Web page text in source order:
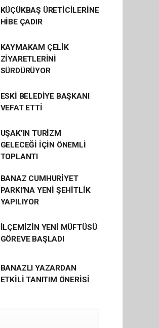
KÜÇÜKBAŞ ÜRETİCİLERİNE
HİBE ÇADIR
KAYMAKAM ÇELİK
ZİYARETLERİNİ
SÜRDÜRÜYOR
ESKİ BELEDİYE BAŞKANI
VEFAT ETTİ
UŞAK’IN TURİZM
GELECEĞİ İÇİN ÖNEMLİ
TOPLANTI
BANAZ CUMHURİYET
PARKI’NA YENİ ŞEHİTLİK
YAPILIYOR
İLÇEMİZİN YENİ MÜFTÜSÜ
GÖREVE BAŞLADI
BANAZLI YAZARDAN
ETKİLİ TANITIM ÖNERİSİ